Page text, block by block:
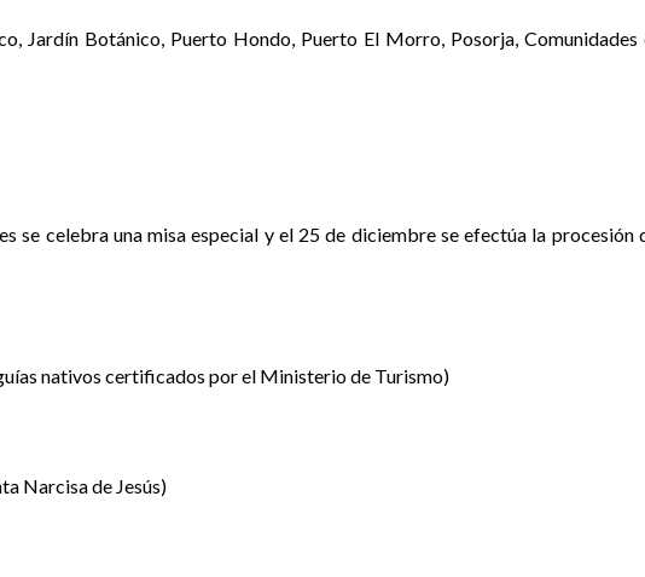
Jardín Botánico, Puerto Hondo, Puerto El Morro, Posorja, Comunidades
se celebra una misa especial y el 25 de diciembre se efectúa la procesión
nativos certificados por el Ministerio de Turismo)
Narcisa de Jesús)